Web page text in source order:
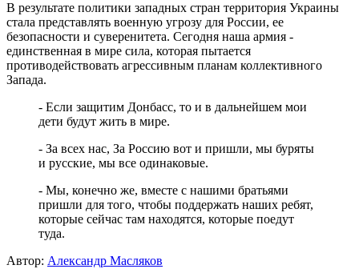
В результате политики западных стран территория Украины
стала представлять военную угрозу для России, ее
безопасности и суверенитета. Сегодня наша армия -
единственная в мире сила, которая пытается
противодействовать агрессивным планам коллективного
Запада.
- Если защитим Донбасс, то и в дальнейшем мои
дети будут жить в мире.
- За всех нас, За Россию вот и пришли, мы буряты
и русские, мы все одинаковые.
- Мы, конечно же, вместе с нашими братьями
пришли для того, чтобы поддержать наших ребят,
которые сейчас там находятся, которые поедут
туда.
Автор: Александр Масляков